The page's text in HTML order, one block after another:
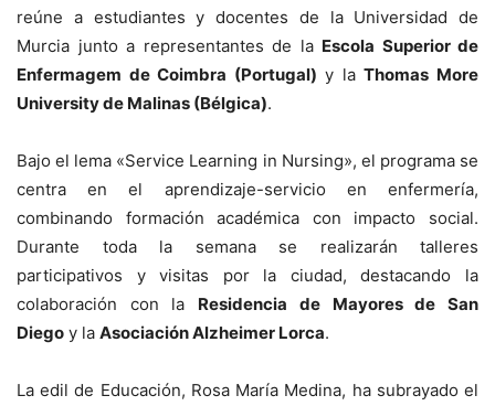
reúne a estudiantes y docentes de la Universidad de
Murcia junto a representantes de la Escola Superior de
Enfermagem de Coimbra (Portugal) y laThomas More
University de Malinas (Bélgica).
Bajo el lema «Service Learning in Nursing», el programa se
centra en el aprendizaje-servicio en enfermería,
combinando formación académica con impacto social.
Durante toda la semana se realizarán talleres
participativos y visitas por la ciudad, destacando la
colaboración con la Residencia de Mayores de San
Diego y la Asociación Alzheimer Lorca.
La edil de Educación, Rosa María Medina, ha subrayado el